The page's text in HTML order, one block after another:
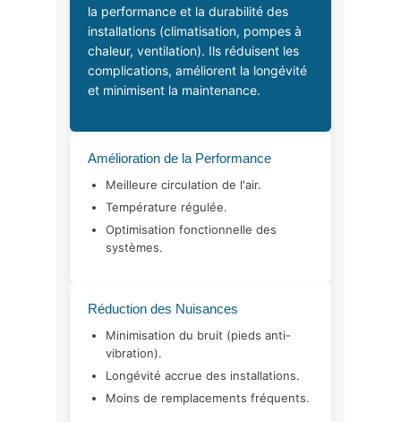
la performance et la durabilité des
installations (climatisation, pompes à
chaleur, ventilation). Ils réduisent les
complications, améliorent la longévité
et minimisent la maintenance.
Amélioration de la Performance
Meilleure circulation de l'air.
Température régulée.
Optimisation fonctionnelle des
systèmes.
Réduction des Nuisances
Minimisation du bruit (pieds anti-
vibration).
Longévité accrue des installations.
Moins de remplacements fréquents.